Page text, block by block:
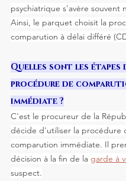
psychiatrique s'avère souvent
Ainsi, le parquet choisit la
comparution à délai différé
Quelles sont les étapes
procédure de
immédiate ?
C'est le procureur de la
décide d'utiliser la procédure
comparution immédiate. Il
décision à la fin de la garde à
suspect.